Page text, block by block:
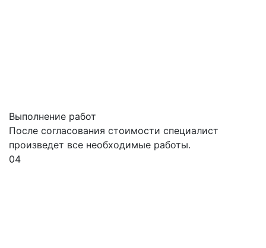
Выполнение работ
После согласования стоимости специалист
произведет все необходимые работы.
04